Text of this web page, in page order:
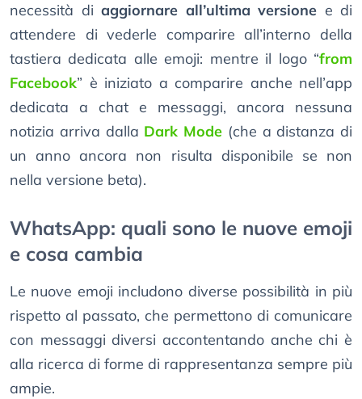
necessità di aggiornare all’ultima versione e di
attendere di vederle comparire all’interno della
tastiera dedicata alle emoji: mentre il logo “from
Facebook” è iniziato a comparire anche nell’app
dedicata a chat e messaggi, ancora nessuna
notizia arriva dalla Dark Mode (che a distanza di
un anno ancora non risulta disponibile se non
nella versione beta).
WhatsApp: quali sono le nuove emoji
e cosa cambia
Le nuove emoji includono diverse possibilità in più
rispetto al passato, che permettono di comunicare
con messaggi diversi accontentando anche chi è
alla ricerca di forme di rappresentanza sempre più
ampie.